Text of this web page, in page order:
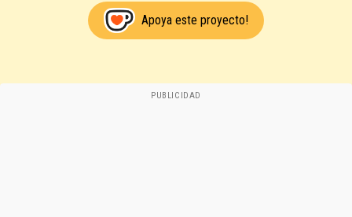
Apoya este proyecto!
PUBLICIDAD